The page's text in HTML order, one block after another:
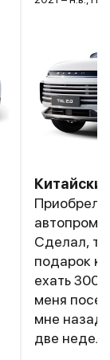
Приобрел
автопрома
Сделал,
подарок к
ехать
меня
мне назад
две